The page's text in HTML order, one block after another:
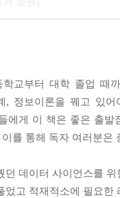
. 수학을 코드로 이용
풀어보는 문제입니다
학교부터 대학 졸업 때
, 정보이론을 꿰고 있
에게 이 책은 좋은 출
를 통해 독자 여러분
던 데이터 사이언스를
었고 적재적소에 필요